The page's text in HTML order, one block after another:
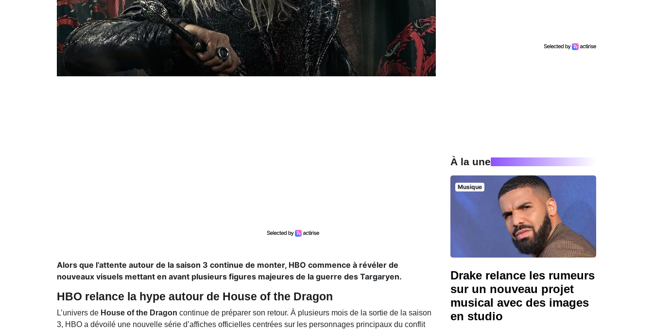
Alors que l’attente autour de la saison 3 continue de monter, HBO commence à révéler de
nouveaux visuels mettant en avant plusieurs figures majeures de la guerre des Targaryen.
HBO relance la hype autour de House of the Dragon
L’univers de House of the Dragon continue de préparer son retour. À plusieurs mois de la sortie de la saison
3, HBO a dévoilé une nouvelle série d’affiches officielles centrées sur les personnages principaux du conflit
À la une
Musique
Drake relance les rumeurs
sur un nouveau projet
musical avec des images
en studio